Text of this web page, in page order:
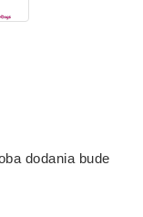
dodania bude